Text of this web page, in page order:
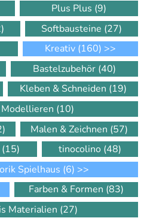
Plus Plus (9)
Softbausteine (27)
Kreativ (160) >>
Bastelzubehör (40)
Kleben & Schneiden (19)
(10)
Malen & Zeichnen (57)
(15) tinocolino (48)
Spielhaus (6) >>
Farben & Formen (83)
Materialien (27)